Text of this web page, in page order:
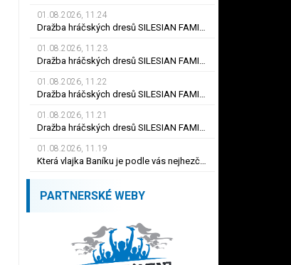
01.08.2026, 11.24
Dražba hráčských dresů SILESIAN FAMILY - #21 Jiří KLÍMA
01.08.2026, 11.23
Dražba hráčských dresů SILESIAN FAMILY - #19 Dyjan Carlos de AZEVEDO
01.08.2026, 11.22
Dražba hráčských dresů SILESIAN FAMILY - #5 Adam JÁNOŠ
01.08.2026, 11.21
Dražba hráčských dresů SILESIAN FAMILY - #1 Viktor BUDÍNSKÝ
01.08.2026, 11.19
Která vlajka Baníku je podle vás nejhezčí ?
PARTNERSKÉ WEBY